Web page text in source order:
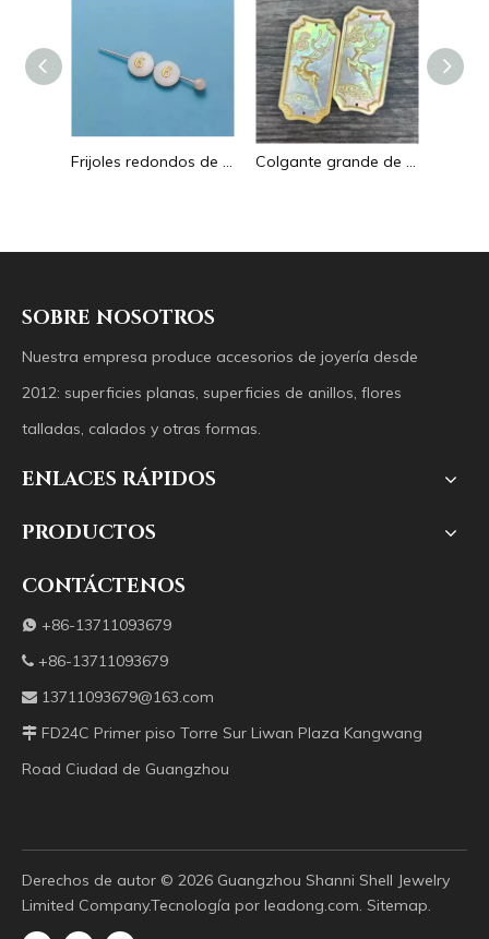
Frijoles redondos de nácar Natural para diseño de collar, corte de letras, cabujón de tamaño pequeño, fabricación de pulseras, concha de diseño Colgante grande de nácar Natural con imagen de animal, cuadrado de corte para collar con cabujón de diseño en relieve de concha amarilla
SOBRE NOSOTROS
Nuestra empresa produce accesorios de joyería desde
2012: superficies planas, superficies de anillos, flores
talladas, calados y otras formas.
ENLACES RÁPIDOS
PRODUCTOS
CONTÁCTENOS
 +86-13711093679
 +86-13711093679
 13711093679@163.com
 FD24C Primer piso Torre Sur Liwan Plaza Kangwang
Road Ciudad de Guangzhou
Derechos de autor ©️ 2026 Guangzhou Shanni Shell Jewelry
Limited Company.Tecnología por leadong.com. Sitemap.